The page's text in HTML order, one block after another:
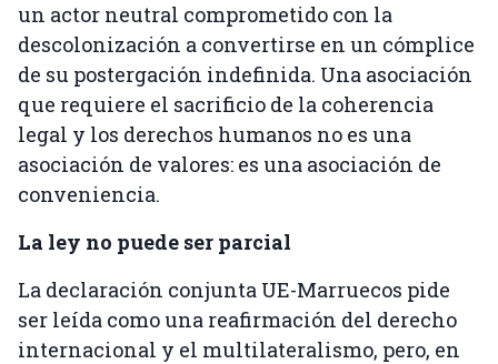
un actor neutral comprometido con la
descolonización a convertirse en un cómplice
de su postergación indefinida. Una asociación
que requiere el sacrificio de la coherencia
legal y los derechos humanos no es una
asociación de valores: es una asociación de
conveniencia.
La ley no puede ser parcial
La declaración conjunta UE-Marruecos pide
ser leída como una reafirmación del derecho
internacional y el multilateralismo, pero, en